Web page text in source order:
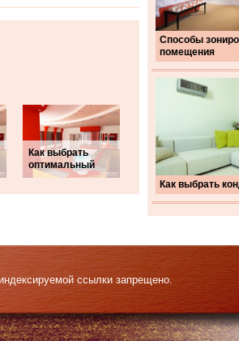
Способы
помещения
Как выбрать
Как выбрать
оптимальный
ссылки запрещено.